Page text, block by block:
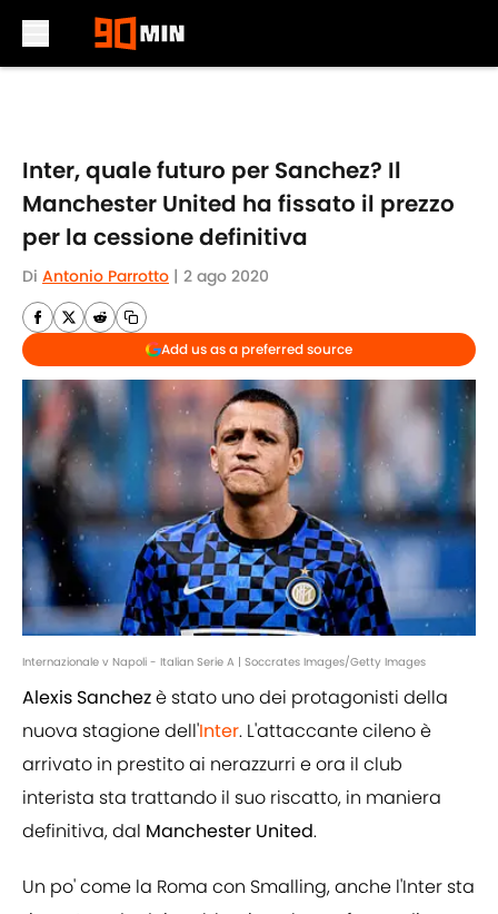
Inter, quale futuro per Sanchez? Il
Manchester United ha fissato il prezzo
per la cessione definitiva
Di Antonio Parrotto | 2 ago 2020
Add us as a preferred source
Internazionale v Napoli - Italian Serie A | Soccrates Images/Getty Images
Alexis Sanchezè stato uno dei protagonisti della
nuova stagione dell'Inter. L'attaccante cileno è
arrivato in prestito ai nerazzurri e ora il club
interista sta trattando il suo riscatto, in maniera
definitiva, dal Manchester United.
Un po' come la Roma con Smalling, anche l'Inter sta